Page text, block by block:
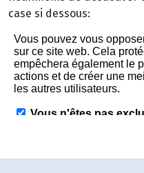
case si dessous: